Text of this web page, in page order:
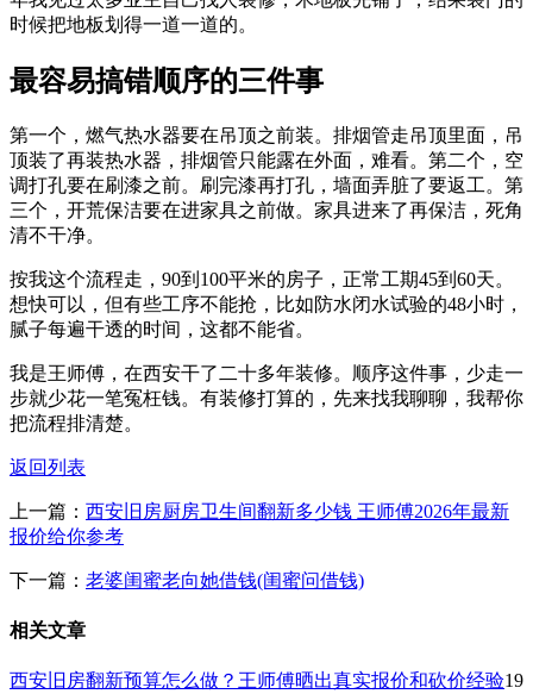
时候把地板划得一道一道的。
最容易搞错顺序的三件事
第一个，燃气热水器要在吊顶之前装。排烟管走吊顶里面，吊
顶装了再装热水器，排烟管只能露在外面，难看。第二个，空
调打孔要在刷漆之前。刷完漆再打孔，墙面弄脏了要返工。第
三个，开荒保洁要在进家具之前做。家具进来了再保洁，死角
清不干净。
按我这个流程走，90到100平米的房子，正常工期45到60天。
想快可以，但有些工序不能抢，比如防水闭水试验的48小时，
腻子每遍干透的时间，这都不能省。
我是王师傅，在西安干了二十多年装修。顺序这件事，少走一
步就少花一笔冤枉钱。有装修打算的，先来找我聊聊，我帮你
把流程排清楚。
返回列表
上一篇： 西安旧房厨房卫生间翻新多少钱 王师傅2026年最新
报价给你参考
下一篇： 老婆闺蜜老向她借钱(闺蜜问借钱)
相关文章
西安旧房翻新预算怎么做？王师傅晒出真实报价和砍价经验19